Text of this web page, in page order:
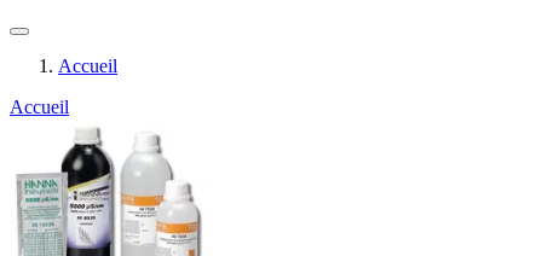
Accueil
Accueil